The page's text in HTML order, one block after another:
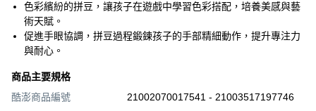
色彩繽紛的拼豆，讓孩子在遊戲中學習色彩搭配，培養美感與藝
術天賦。
促進手眼協調，拼豆過程鍛鍊孩子的手部精細動作，提升專注力
與耐心。
商品主要規格
酷澎商品編號
21002070017541 - 21003517197746